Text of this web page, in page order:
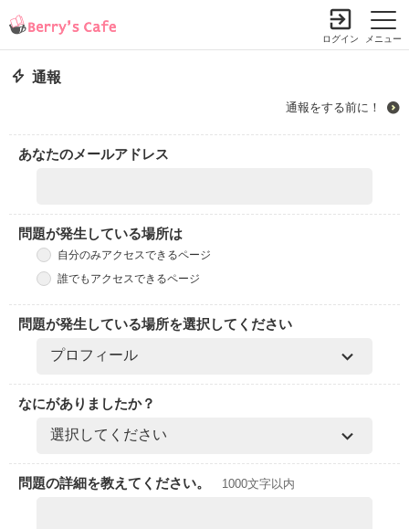
メニュー
ログイン
通報
通報をする前に！
あなたのメールアドレス
問題が発生している場所は
自分のみアクセスできるページ
誰でもアクセスできるページ
問題が発生している場所を選択してください
なにがありましたか？
問題の詳細を教えてください。 1000文字以内